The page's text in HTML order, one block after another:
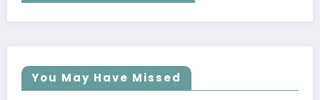
You May Have Missed